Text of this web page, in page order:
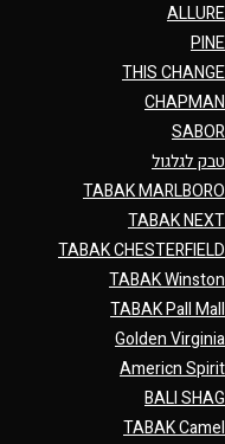
ALLURE
PINE
THIS CHANGE
CHAPMAN
SABOR
טבק לגלגול
TABAK MARLBORO
TABAK NEXT
TABAK CHESTERFIELD
TABAK Winston
TABAK Pall Mall
Golden Virginia
Americn Spirit
BALI SHAG
TABAK Camel